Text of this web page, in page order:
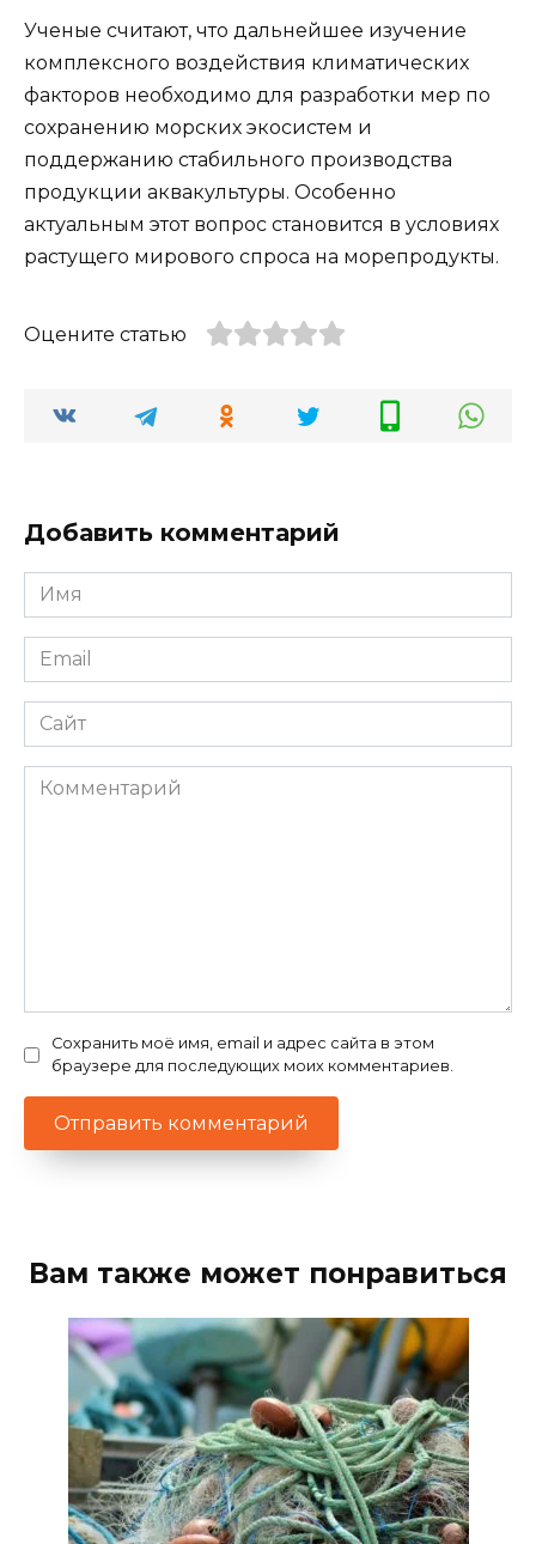
Ученые считают, что дальнейшее изучение
комплексного воздействия климатических
факторов необходимо для разработки мер по
сохранению морских экосистем и
поддержанию стабильного производства
продукции аквакультуры. Особенно
актуальным этот вопрос становится в условиях
растущего мирового спроса на морепродукты.
Оцените статью
Добавить комментарий
Имя
*
Email
*
Сайт
Комментарий
Сохранить моё имя, email и адрес сайта в этом
браузере для последующих моих комментариев.
Вам также может понравиться